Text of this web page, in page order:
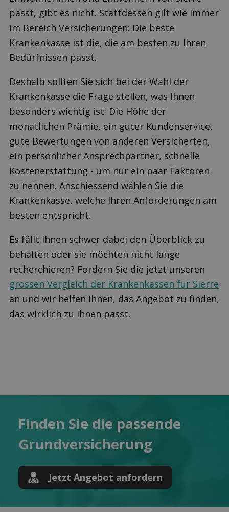
passt, gibt es nicht. Stattdessen gilt wie immer
im Bereich Versicherungen: Die beste
Krankenkasse ist die, die am besten zu Ihren
Bedürfnissen passt.
Deshalb sollten Sie sich bei der Wahl der
Krankenkasse die Frage stellen, was Ihnen
besonders wichtig ist: Die Höhe der
monatlichen Prämie, ein guter Kundenservice,
gute Bewertungen von anderen Versicherten,
ein persönlicher Ansprechpartner, schnelle
Kostenerstattung - um nur ein paar Faktoren
zu nennen. Anschiessend wählen Sie die
Krankenkasse, welche Ihren Anforderungen am
besten entspricht.
Es fällt Ihnen schwer dabei den Überblick zu
behalten oder sie möchten nicht lange
recherchieren? Fordern Sie die jetzt unseren
grossen Vergleich der Krankenkassen für Sierre
an und wir helfen Ihnen, das Angebot zu finden,
das wirklich zu Ihnen passt.
Finden Sie die pas­sende
Grund­versicherung
Jetzt Angebot anfordern